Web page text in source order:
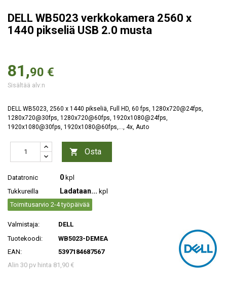
DELL WB5023 verkkokamera 2560 x
1440 pikseliä USB 2.0 musta
81,90 €
Sisältää alv:n
DELL WB5023, 2560 x 1440 pikseliä, Full HD, 60 fps, 1280x720@24fps,
1280x720@30fps, 1280x720@60fps, 1920x1080@24fps,
1920x1080@30fps, 1920x1080@60fps,..., 4x, Auto
 Osta
Datatronic 0 kpl
Tukkureilla
Ladataan... kpl
Toimitusarvio 2-4 työpäivää
Valmistaja:
DELL
Tuotekoodi:
WB5023-DEMEA
EAN:
5397184687567
Alin 30 pv hinta 81,90 €